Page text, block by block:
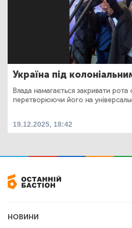
Україна під
Влада намагається закривати
перетворюючи його на
19.12.2025, 18:42
НОВИНИ